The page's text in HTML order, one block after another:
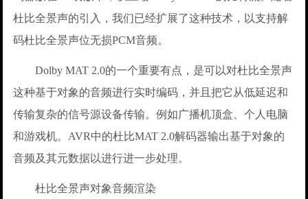
杜比全景声的引入，我们已经扩展了这种技术，以支持解
码杜比全景声位无损PCM音频。
Dolby MAT 2.0的一个重要有点，是可以对杜比全景声
这种基于对象的音频进行实时编码，并且把它从低延迟和
传输复杂的信号源设备传输。例如广播机顶盒、个人电脑
和游戏机。AVR中的杜比MAT 2.0解码器输出基于对象的
音频及其元数据以进行进一步处理。
杜比全景声对象音频渲染